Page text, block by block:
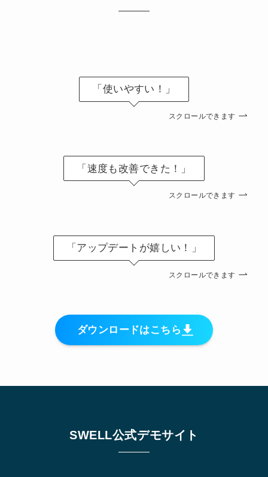
「使いやすい！」
スクロールできます
「速度も改善できた！」
スクロールできます
「アップデートが嬉しい！」
スクロールできます
ダウンロードはこちら
SWELL公式デモサイト